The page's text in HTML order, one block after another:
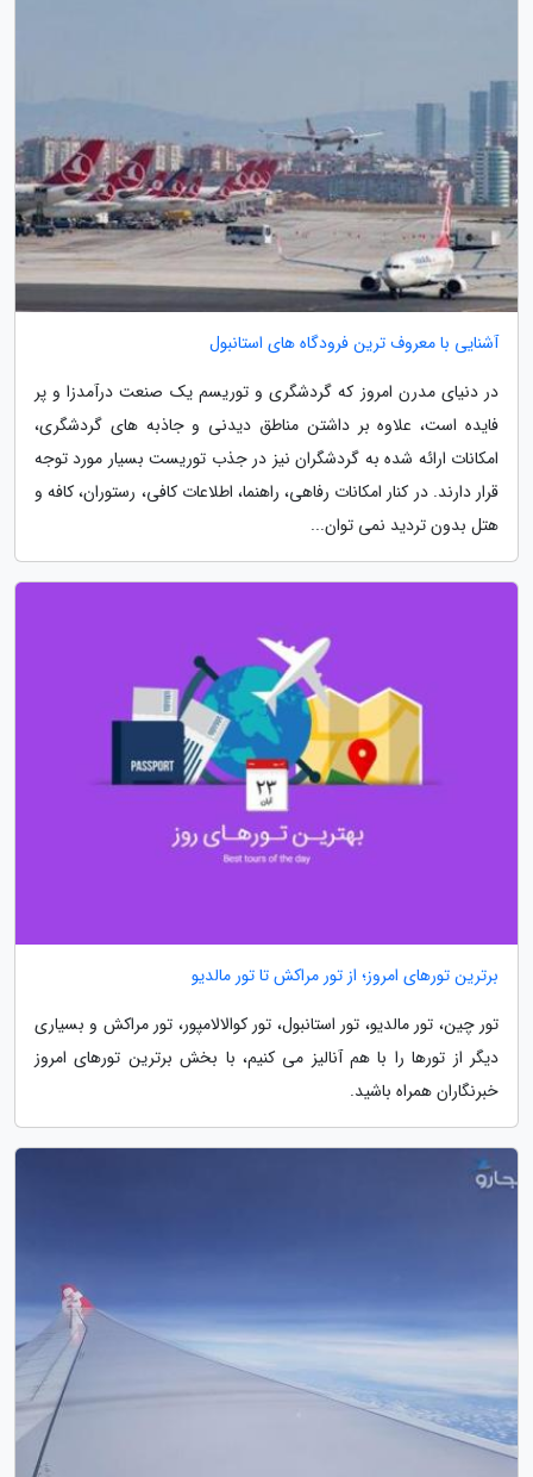
آشنایی با معروف ترین فرودگاه های استانبول
در دنیای مدرن امروز که گردشگری و توریسم یک صنعت درآمدزا و پر
فایده است، علاوه بر داشتن مناطق دیدنی و جاذبه های گردشگری،
امکانات ارائه شده به گردشگران نیز در جذب توریست بسیار مورد توجه
قرار دارند. در کنار امکانات رفاهی، راهنما، اطلاعات کافی، رستوران، کافه و
هتل بدون تردید نمی توان...
برترین تورهای امروز؛ از تور مراکش تا تور مالدیو
تور چین، تور مالدیو، تور استانبول، تور کوالالامپور، تور مراکش و بسیاری
دیگر از تورها را با هم آنالیز می کنیم، با بخش برترین تورهای امروز
خبرنگاران همراه باشید.